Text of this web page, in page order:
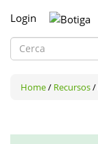
Login
Formulari
cerca
Home/ Recursos/